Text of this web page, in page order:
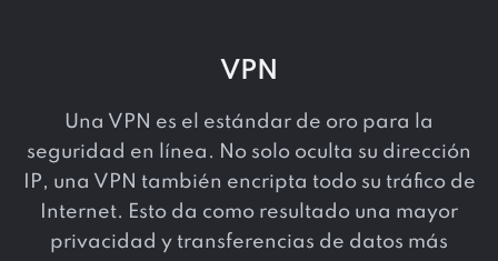
VPN
Una VPN es el estándar de oro para la
seguridad en línea. No solo oculta su dirección
IP, una VPN también encripta todo su tráfico de
Internet. Esto da como resultado una mayor
privacidad y transferencias de datos más